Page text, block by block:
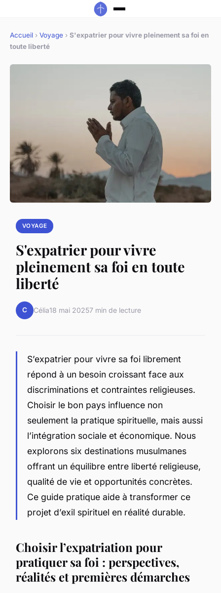
Accueil › Voyage › S'expatrier pour vivre pleinement sa foi en
toute liberté
VOYAGE
S'expatrier pour vivre
pleinement sa foi en toute
liberté
C Célia18 mai 20257 min de lecture
S’expatrier pour vivre sa foi librement
répond à un besoin croissant face aux
discriminations et contraintes religieuses.
Choisir le bon pays influence non
seulement la pratique spirituelle, mais aussi
l’intégration sociale et économique. Nous
explorons six destinations musulmanes
offrant un équilibre entre liberté religieuse,
qualité de vie et opportunités concrètes.
Ce guide pratique aide à transformer ce
projet d’exil spirituel en réalité durable.
Choisir l’expatriation pour
pratiquer sa foi : perspectives,
réalités et premières démarches